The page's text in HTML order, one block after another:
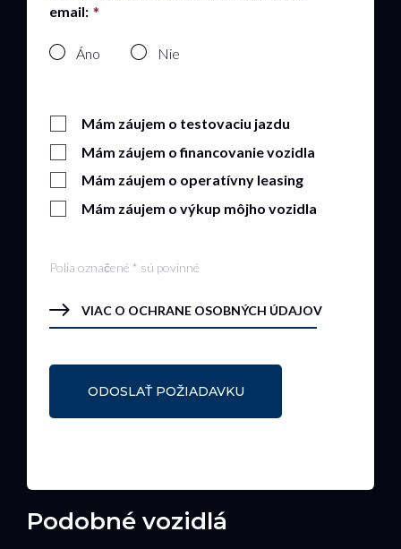
email:
Áno Nie
Mám záujem o testovaciu jazdu
Mám záujem o financovanie vozidla
Mám záujem o operatívny leasing
Mám záujem o výkup môjho vozidla
Polia označené * sú povinné
VIAC O OCHRANE OSOBNÝCH ÚDAJOV
Podobné vozidlá